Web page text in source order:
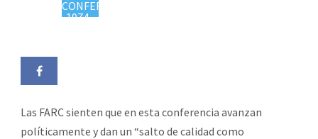
CONFERENCIA
1974 -
Las FARC sienten que en esta conferencia avanzan
políticamente y dan un “salto de calidad como